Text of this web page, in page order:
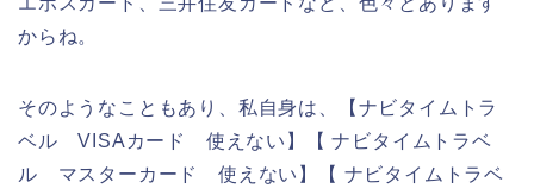
からね。
そのようなこともあり、私自身は、【ナビタイムトラ
ベル VISAカード 使えない】【 ナビタイムトラベ
ル マスターカード 使えない】【 ナビタイムトラベ